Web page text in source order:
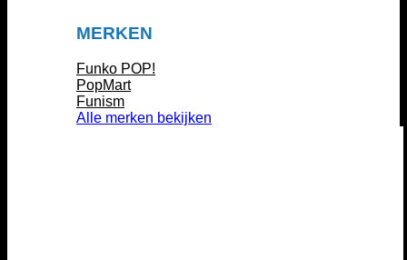
MERKEN
Funko POP!
PopMart
Funism
Alle merken bekijken